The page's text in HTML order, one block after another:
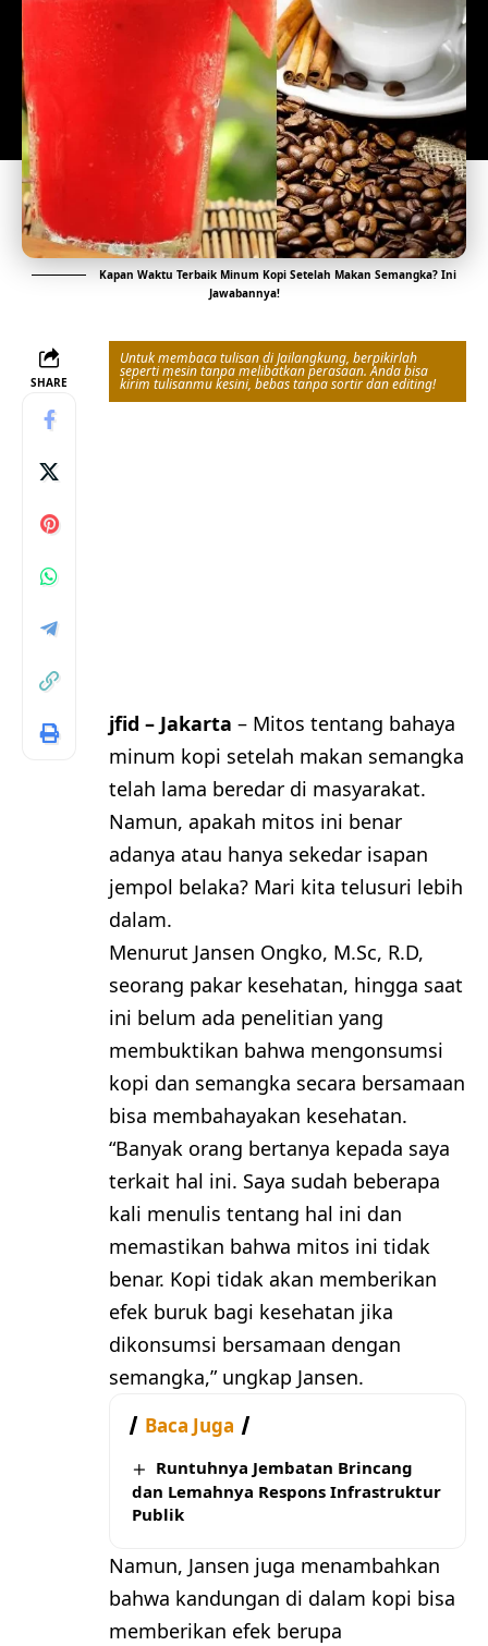
Kapan Waktu Terbaik Minum Kopi Setelah Makan Semangka? Ini
Jawabannya!
SHARE
Untuk membaca tulisan di Jailangkung, berpikirlah
seperti mesin tanpa melibatkan perasaan. Anda bisa
kirim tulisanmu kesini, bebas tanpa sortir dan editing!
jfid – Jakarta – Mitos tentang bahaya
minum kopi setelah makan semangka
telah lama beredar di masyarakat.
Namun, apakah mitos ini benar
adanya atau hanya sekedar isapan
jempol belaka? Mari kita telusuri lebih
dalam.
Menurut Jansen Ongko, M.Sc, R.D,
seorang pakar kesehatan, hingga saat
ini belum ada penelitian yang
membuktikan bahwa mengonsumsi
kopi dan semangka secara bersamaan
bisa membahayakan kesehatan.
“Banyak orang bertanya kepada saya
terkait hal ini. Saya sudah beberapa
kali menulis tentang hal ini dan
memastikan bahwa mitos ini tidak
benar. Kopi tidak akan memberikan
efek buruk bagi kesehatan jika
dikonsumsi bersamaan dengan
semangka,” ungkap Jansen.
Baca Juga
Runtuhnya Jembatan Brincang
dan Lemahnya Respons Infrastruktur
Publik
Namun, Jansen juga menambahkan
bahwa kandungan di dalam kopi bisa
memberikan efek berupa